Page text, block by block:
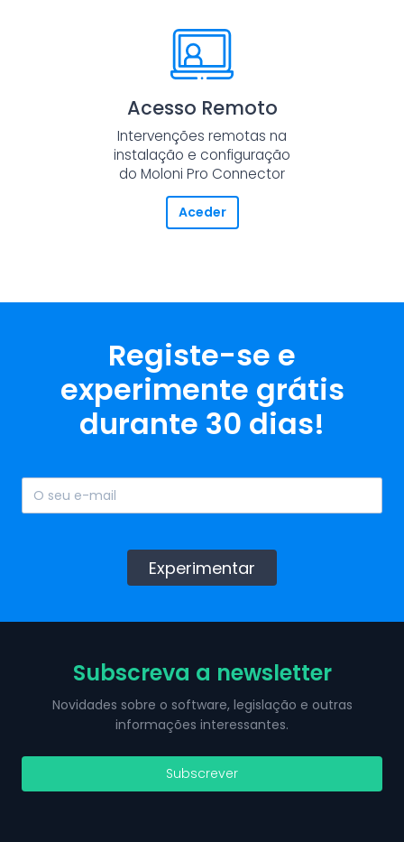
Acesso Remoto
Intervenções remotas na
instalação e configuração
do Moloni Pro Connector
Aceder
Registe-se e
experimente grátis
durante 30 dias!
Experimentar
Subscreva a newsletter
Novidades sobre o software, legislação e outras
informações interessantes.
Subscrever